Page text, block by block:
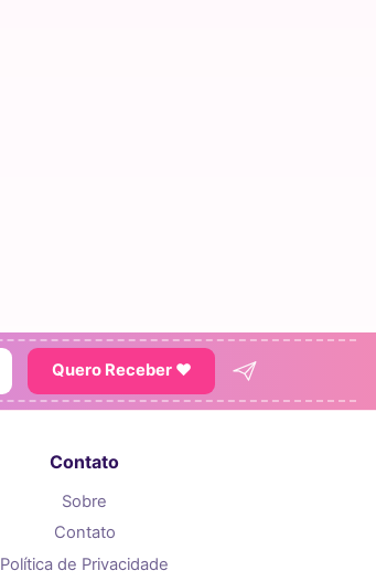
Quero Receber ♥
Contato
Sobre
Contato
Política de Privacidade